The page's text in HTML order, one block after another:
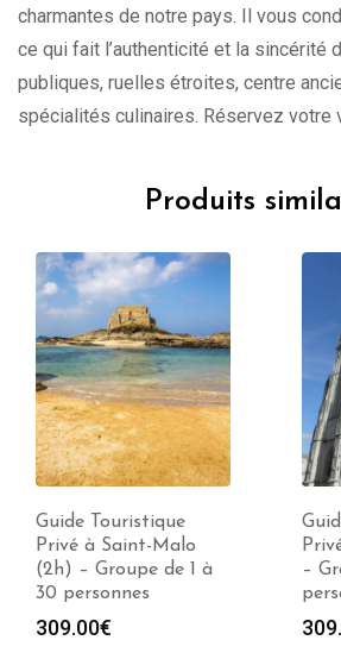
charmantes de notre pays. Il vous
ce qui fait l’authenticité et la sincérité
publiques, ruelles étroites, centre
spécialités culinaires. Réservez votre
Produits
Guide Touristique
Privé à Saint-Malo
(2h) – Groupe de 1 à
30 personnes
309.00€
–